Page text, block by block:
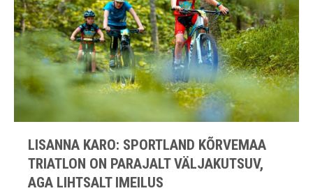
LISANNA KARO: SPORTLAND KÕRVEMAA
TRIATLON ON PARAJALT VÄLJAKUTSUV,
AGA LIHTSALT IMEILUS